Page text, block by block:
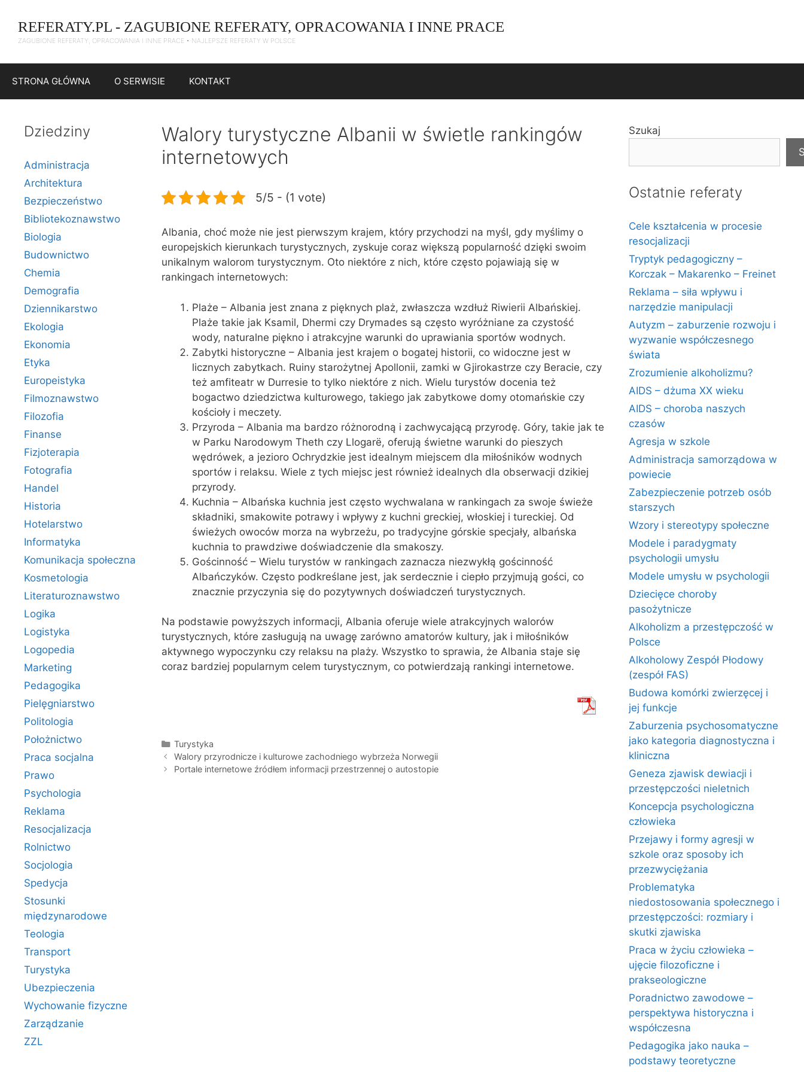
treści
REFERATY.PL - ZAGUBIONE REFERATY, OPRACOWANIA I INNE PRACE
ZAGUBIONE REFERATY, OPRACOWANIA I INNE PRACE • NAJLEPSZE REFERATY W POLSCE
STRONA GŁÓWNA O SERWISIE KONTAKT
Walory turystyczne Albanii w świetle rankingów
internetowych
5/5 - (1 vote)
Albania, choć może nie jest pierwszym krajem, który przychodzi na myśl, gdy myślimy o
europejskich kierunkach turystycznych, zyskuje coraz większą popularność dzięki swoim
unikalnym walorom turystycznym. Oto niektóre z nich, które często pojawiają się w
rankingach internetowych:
Plaże – Albania jest znana z pięknych plaż, zwłaszcza wzdłuż Riwierii Albańskiej.
Plaże takie jak Ksamil, Dhermi czy Drymades są często wyróżniane za czystość
wody, naturalne piękno i atrakcyjne warunki do uprawiania sportów wodnych.
Zabytki historyczne – Albania jest krajem o bogatej historii, co widoczne jest w
licznych zabytkach. Ruiny starożytnej Apollonii, zamki w Gjirokastrze czy Beracie, czy
też amfiteatr w Durresie to tylko niektóre z nich. Wielu turystów docenia też
bogactwo dziedzictwa kulturowego, takiego jak zabytkowe domy otomańskie czy
kościoły i meczety.
Przyroda – Albania ma bardzo różnorodną i zachwycającą przyrodę. Góry, takie jak te
w Parku Narodowym Theth czy Llogarë, oferują świetne warunki do pieszych
wędrówek, a jezioro Ochrydzkie jest idealnym miejscem dla miłośników wodnych
sportów i relaksu. Wiele z tych miejsc jest również idealnych dla obserwacji dzikiej
przyrody.
Kuchnia – Albańska kuchnia jest często wychwalana w rankingach za swoje świeże
składniki, smakowite potrawy i wpływy z kuchni greckiej, włoskiej i tureckiej. Od
świeżych owoców morza na wybrzeżu, po tradycyjne górskie specjały, albańska
kuchnia to prawdziwe doświadczenie dla smakoszy.
Gościnność – Wielu turystów w rankingach zaznacza niezwykłą gościnność
Albańczyków. Często podkreślane jest, jak serdecznie i ciepło przyjmują gości, co
znacznie przyczynia się do pozytywnych doświadczeń turystycznych.
Na podstawie powyższych informacji, Albania oferuje wiele atrakcyjnych walorów
turystycznych, które zasługują na uwagę zarówno amatorów kultury, jak i miłośników
aktywnego wypoczynku czy relaksu na plaży. Wszystko to sprawia, że Albania staje się
coraz bardziej popularnym celem turystycznym, co potwierdzają rankingi internetowe.
Kategorie
Turystyka
Walory przyrodnicze i kulturowe zachodniego wybrzeża Norwegii
Portale internetowe źródłem informacji przestrzennej o autostopie
Dziedziny
Administracja
Architektura
Bezpieczeństwo
Bibliotekoznawstwo
Biologia
Budownictwo
Chemia
Demografia
Dziennikarstwo
Ekologia
Ekonomia
Etyka
Europeistyka
Filmoznawstwo
Filozofia
Finanse
Fizjoterapia
Fotografia
Handel
Historia
Hotelarstwo
Informatyka
Komunikacja społeczna
Kosmetologia
Literaturoznawstwo
Logika
Logistyka
Logopedia
Marketing
Pedagogika
Pielęgniarstwo
Politologia
Położnictwo
Praca socjalna
Prawo
Psychologia
Reklama
Resocjalizacja
Rolnictwo
Socjologia
Spedycja
Stosunki
międzynarodowe
Teologia
Transport
Turystyka
Ubezpieczenia
Wychowanie fizyczne
Zarządzanie
ZZL
Szukaj
Ostatnie referaty
Cele kształcenia w procesie
resocjalizacji
Tryptyk pedagogiczny –
Korczak – Makarenko – Freinet
Reklama – siła wpływu i
narzędzie manipulacji
Autyzm – zaburzenie rozwoju i
wyzwanie współczesnego
świata
Zrozumienie alkoholizmu?
AIDS – dżuma XX wieku
AIDS – choroba naszych
czasów
Agresja w szkole
Administracja samorządowa w
powiecie
Zabezpieczenie potrzeb osób
starszych
Wzory i stereotypy społeczne
Modele i paradygmaty
psychologii umysłu
Modele umysłu w psychologii
Dziecięce choroby
pasożytnicze
Alkoholizm a przestępczość w
Polsce
Alkoholowy Zespół Płodowy
(zespół FAS)
Budowa komórki zwierzęcej i
jej funkcje
Zaburzenia psychosomatyczne
jako kategoria diagnostyczna i
kliniczna
Geneza zjawisk dewiacji i
przestępczości nieletnich
Koncepcja psychologiczna
człowieka
Przejawy i formy agresji w
szkole oraz sposoby ich
przezwyciężania
Problematyka
niedostosowania społecznego i
przestępczości: rozmiary i
skutki zjawiska
Praca w życiu człowieka –
ujęcie filozoficzne i
prakseologiczne
Poradnictwo zawodowe –
perspektywa historyczna i
współczesna
Pedagogika jako nauka –
podstawy teoretyczne